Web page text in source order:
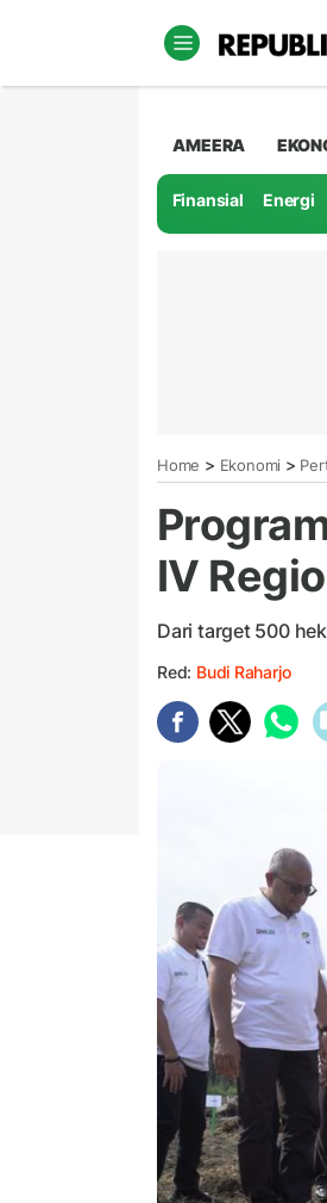
AMEERA
Finansial Energi
Home > Ekonomi >
IV
Dari target 500
Red: Budi Raharjo